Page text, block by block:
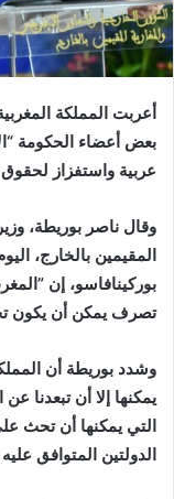
أعربت المملكة
بعض أعضاء الحكومة
عربية واستفزاز
وقال ناصر بوريطة،
المقيمين بالخارج،
بوركينافاسو، إن
تصرف يمكن أن يكون
وشدد بوريطة أن
يمكنها إلا أن تبعدنا
التي يمكنها أن تحث
الدولتين المتوافق عليه